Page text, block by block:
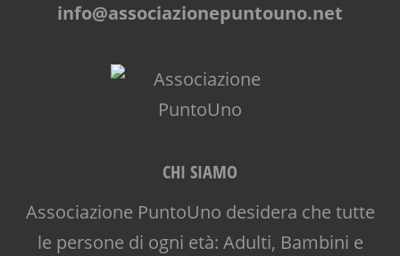
info@associazionepuntouno.net
CHI SIAMO
Associazione PuntoUno desidera che tutte
le persone di ogni età: Adulti, Bambini e